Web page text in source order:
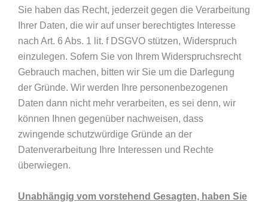
Sie haben das Recht, jederzeit gegen die Verarbeitung
Ihrer Daten, die wir auf unser berechtigtes Interesse
nach Art. 6 Abs. 1 lit. f DSGVO stützen, Widerspruch
einzulegen. Sofern Sie von Ihrem Widerspruchsrecht
Gebrauch machen, bitten wir Sie um die Darlegung
der Gründe. Wir werden Ihre personenbezogenen
Daten dann nicht mehr verarbeiten, es sei denn, wir
können Ihnen gegenüber nachweisen, dass
zwingende schutzwürdige Gründe an der
Datenverarbeitung Ihre Interessen und Rechte
überwiegen.
Unabhängig vom vorstehend Gesagten, haben Sie